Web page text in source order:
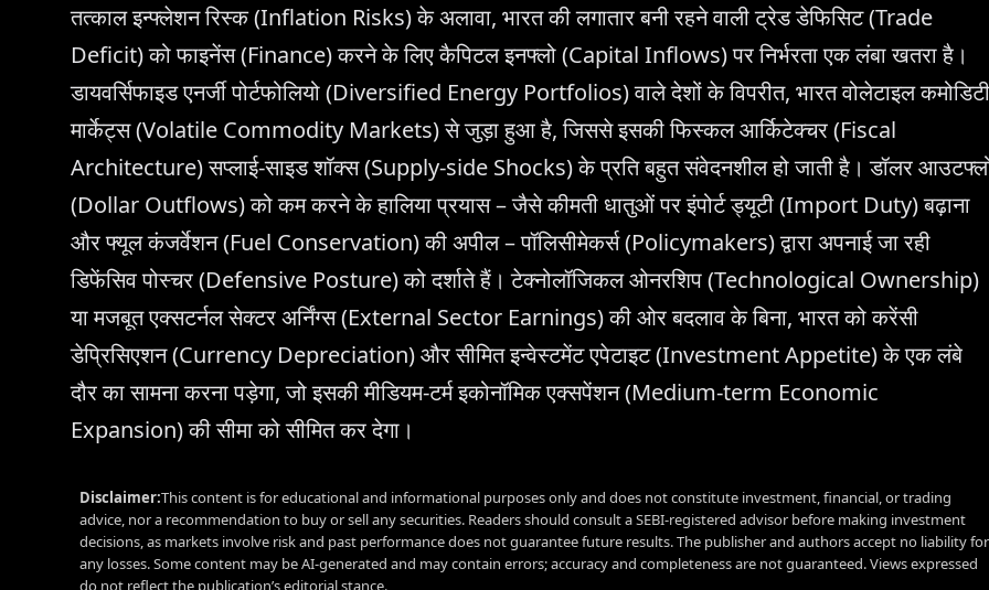
तत्काल इन्फ्लेशन रिस्क (Inflation Risks) के अलावा, भारत की लगातार बनी रहने वाली ट्रेड डेफिसिट (Trade
Deficit) को फाइनेंस (Finance) करने के लिए कैपिटल इनफ्लो (Capital Inflows) पर निर्भरता एक लंबा खतरा है।
डायवर्सिफाइड एनर्जी पोर्टफोलियो (Diversified Energy Portfolios) वाले देशों के विपरीत, भारत वोलेटाइल कमोडिटी
मार्केट्स (Volatile Commodity Markets) से जुड़ा हुआ है, जिससे इसकी फिस्कल आर्किटेक्चर (Fiscal
Architecture) सप्लाई-साइड शॉक्स (Supply-side Shocks) के प्रति बहुत संवेदनशील हो जाती है। डॉलर
(Dollar Outflows) को कम करने के हालिया प्रयास – जैसे कीमती धातुओं पर इंपोर्ट ड्यूटी (Import Duty) बढ़ाना
और फ्यूल कंजर्वेशन (Fuel Conservation) की अपील – पॉलिसीमेकर्स (Policymakers) द्वारा अपनाई जा रही
डिफेंसिव पोस्चर (Defensive Posture) को दर्शाते हैं। टेक्नोलॉजिकल ओनरशिप (Technological Ownership)
या मजबूत एक्सटर्नल सेक्टर अर्निंग्स (External Sector Earnings) की ओर बदलाव के बिना, भारत को करेंसी
डेप्रिसिएशन (Currency Depreciation) और सीमित इन्वेस्टमेंट एपेटाइट (Investment Appetite) के एक लंबे
दौर का सामना करना पड़ेगा, जो इसकी मीडियम-टर्म इकोनॉमिक एक्सपेंशन (Medium-term Economic
Expansion) की सीमा को सीमित कर देगा।
Disclaimer:This content is for educational and informational purposes only and does not constitute investment, financial, or trading
advice, nor a recommendation to buy or sell any securities. Readers should consult a SEBI-registered advisor before making investment
decisions, as markets involve risk and past performance does not guarantee future results. The publisher and authors accept no liability for
any losses. Some content may be AI-generated and may contain errors; accuracy and completeness are not guaranteed. Views expressed
do not reflect the publication’s editorial stance.